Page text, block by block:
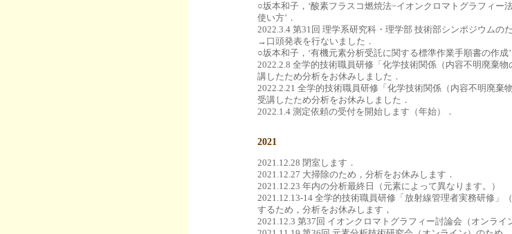
○坂本和子，‘酸素フラスコ燃焼法−イオンクロマトグラフィー
使い方’．
2022.3.4 第31回 理学系研究科・理学部 技術部シンポジウムの
→口頭発表を行ないました．
○坂本和子，‘有機元素分析受託に関する標準作業手順書の作成’
2022.2.8 全学的技術職員研修「化学技術関係（内容不明廃棄
講したため分析をお休みしました．
2022.2.21 全学的技術職員研修「化学技術関係（内容不明廃棄
受講したため分析をお休みしました．
2022.1.4 測定依頼の受付を開始します（年始）．
2021
2021.12.28 閉室します．
2021.12.27 大掃除のため，分析をお休みします．
2021.12.23 年内の分析最終日（元素によって異なります。）
2021.12.13-14 全学的技術職員研修「放射線管理者実務研修」
するため，分析をお休みします，
2021.12.3 第37回 イオンクロマトグラフィー討論会（オンライ